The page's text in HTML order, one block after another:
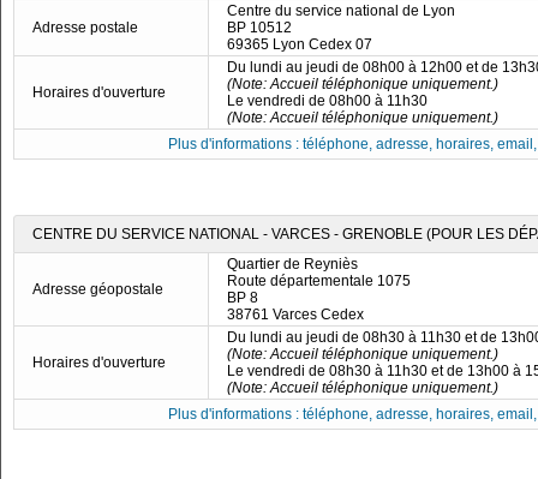
Adresse postale
Centre du service national de Lyon
BP 10512
69365 Lyon Cedex 07
Horaires d'ouverture
Du lundi au jeudi de 08h00 à 12h00 et de
(Note: Accueil téléphonique uniquement.)
Le vendredi de 08h00 à 11h30
(Note: Accueil téléphonique uniquement.)
Plus d'informations : téléphone, adresse, horaires,
CENTRE DU SERVICE NATIONAL - VARCES - GRENOBLE (POUR LES
Adresse géopostale
Quartier de Reyniès
Route départementale 1075
BP 8
38761 Varces Cedex
Horaires d'ouverture
Du lundi au jeudi de 08h30 à 11h30 et de
(Note: Accueil téléphonique uniquement.)
Le vendredi de 08h30 à 11h30 et de 13h00 à
(Note: Accueil téléphonique uniquement.)
Plus d'informations : téléphone, adresse, horaires,